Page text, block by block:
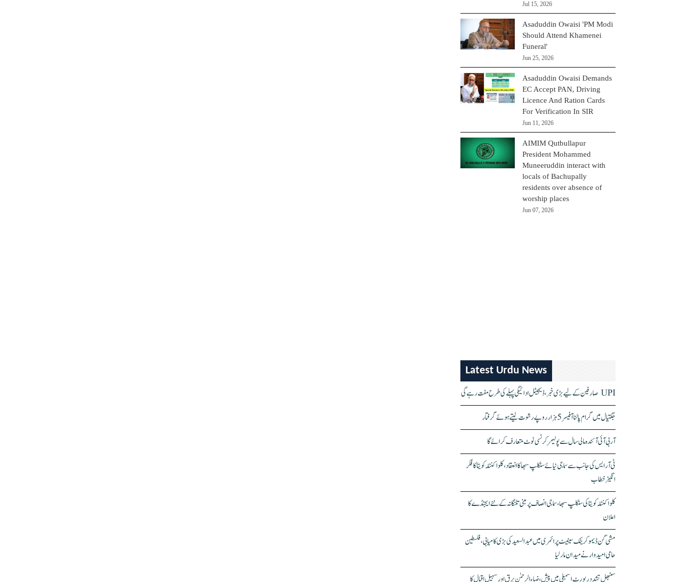
Jul 15, 2026
Asaduddin Owaisi 'PM Modi
Should Attend Khamenei
Funeral'
Jun 25, 2026
Asaduddin Owaisi Demands
EC Accept PAN, Driving
Licence And Ration Cards
For Verification In SIR
Jun 11, 2026
AIMIM Qutbullapur
President Mohammed
Muneeruddin interact with
locals of Bachupally
residents over absence of
worship places
Jun 07, 2026
Latest Urdu News
UPI صارفین کے لیے بڑی خبر، ڈیجیٹل ادائیگی پہلے کی طرح مفت رہے گی
جگتیال میں گرام پالنا آفیسر 5 ہزار روپے رشوت لیتے ہوئے گرفتار
آر بی آئی آئندہ مالی سال سے پولیمر کرنسی نوٹ متعارف کرائے گا
ٹی آر ایس کی جانب سے سماجی نیائے سنکلپ سبھا کا انعقاد، کلواکنٹلہ کویتا کا فکر
انگیز خطاب
کلواکنٹلہ کویتا کی سنکلپ سبھا، سماجی انصاف پر مبنی تلنگانہ کے نئے ایجنڈے کا
اعلان
مشی گن ڈیموکریٹک سینیٹ پرائمری میں عبدالسعید کی بڑی کامیابی، فلسطین
حامی امیدوار نے میدان مار لیا
سنبھل تشدد رپورٹ اسمبلی میں پیش، ضیاء الرحمٰن برق اور سہیل اقبال کا